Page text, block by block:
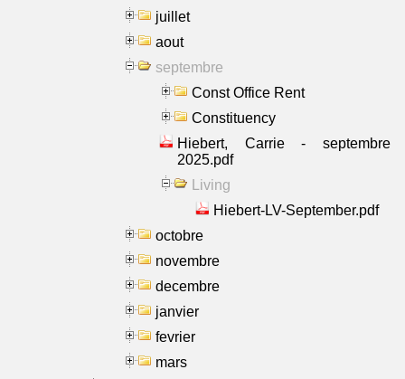
juillet
aout
septembre
Const Office Rent
Constituency
Hiebert, Carrie - septembre
2025.pdf
Living
Hiebert-LV-September.pdf
octobre
novembre
decembre
janvier
fevrier
mars